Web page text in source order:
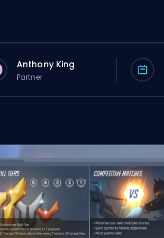
Anthony King
Partner